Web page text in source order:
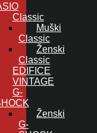
Classic
Muški
Classic
Ženski
Classic
EDIFICE
VINTAGE
G-
Ženski
G-